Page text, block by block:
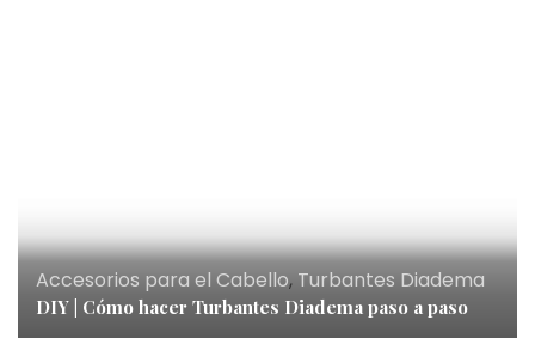
Accesorios para el Cabello, Turbantes Diadema
DIY | Cómo hacer Turbantes Diadema paso a paso